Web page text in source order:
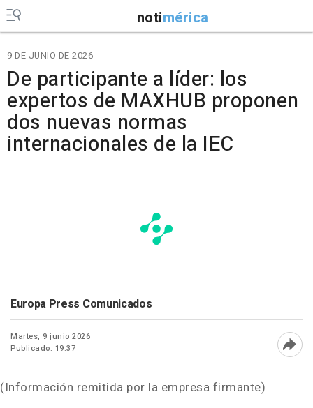
notimérica
9 DE JUNIO DE 2026
De participante a líder: los
expertos de MAXHUB proponen
dos nuevas normas
internacionales de la IEC
Europa Press Comunicados
Martes, 9 junio 2026
Publicado: 19:37
(Información remitida por la empresa firmante)